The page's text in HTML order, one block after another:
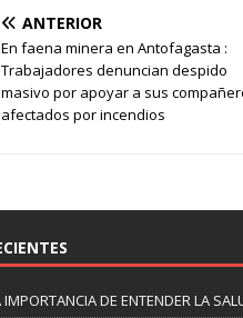
ANTERIOR
En faena minera en Antofagasta :
Trabajadores denuncian despido
masivo por apoyar a sus
afectados por incendios
IMPORTANCIA DE ENTENDER LA